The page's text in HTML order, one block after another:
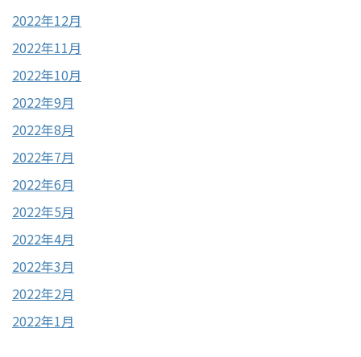
2022年12月
2022年11月
2022年10月
2022年9月
2022年8月
2022年7月
2022年6月
2022年5月
2022年4月
2022年3月
2022年2月
2022年1月